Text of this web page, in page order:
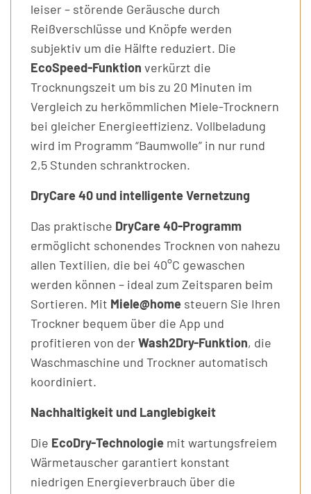
leiser – störende Geräusche durch
Reißverschlüsse und Knöpfe werden
subjektiv um die Hälfte reduziert. Die
EcoSpeed-Funktion verkürzt die
Trocknungszeit um bis zu 20 Minuten im
Vergleich zu herkömmlichen Miele-Trocknern
bei gleicher Energieeffizienz. Vollbeladung
wird im Programm “Baumwolle” in nur rund
2,5 Stunden schranktrocken.
DryCare 40 und intelligente Vernetzung
Das praktische DryCare 40-Programm
ermöglicht schonendes Trocknen von nahezu
allen Textilien, die bei 40°C gewaschen
werden können – ideal zum Zeitsparen beim
Sortieren. Mit Miele@home steuern Sie Ihren
Trockner bequem über die App und
profitieren von derWash2Dry-Funktion, die
Waschmaschine und Trockner automatisch
koordiniert.
Nachhaltigkeit und Langlebigkeit
Die EcoDry-Technologie mit wartungsfreiem
Wärmetauscher garantiert konstant
niedrigen Energieverbrauch über die